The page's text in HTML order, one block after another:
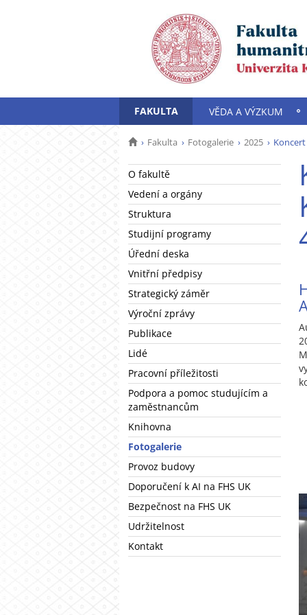
FAKULTA VĚDA A VÝZKUM
Fakulta Fotogalerie 2025
O fakultě
Vedení a orgány
Struktura
Studijní programy
Úřední deska
Vnitřní předpisy
Strategický záměr
Výroční zprávy
Publikace
Lidé
Pracovní příležitosti
Podpora a pomoc studujícím a
zaměstnancům
Knihovna
Fotogalerie
Provoz budovy
Doporučení k AI na FHS UK
Bezpečnost na FHS UK
Udržitelnost
Kontakt